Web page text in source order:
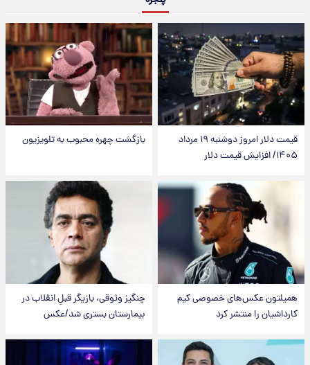
قیمت دلار امروز دوشنبه ۱۹ مرداد
۱۴۰۵/ افزایش قیمت دلار
بازگشت چهره محبوب به تلویزیون
همیلتون عکس‌های خصوصی کیم‌
کارداشیان را منتشر کرد
چنگیز وثوقی، بازیگر قبلِ انقلاب در
بیمارستان بستری شد/عکس